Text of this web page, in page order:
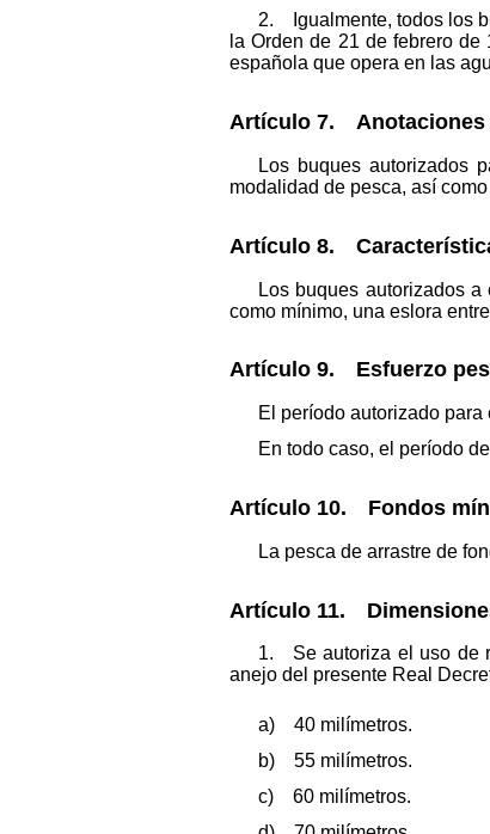
2. Igualmente, todos los
la Orden de 21 de febrero
española que opera en las
Artículo 7. Anotaciones
Los buques autorizados
modalidad de pesca, así
Artículo 8.
Los buques autorizados
como mínimo, una eslora
Artículo 9. Esfuerzo
El período autorizado
En todo caso, el período
Artículo 10. Fondos
La pesca de arrastre de
Artículo 11.
1. Se autoriza el uso de
anejo del presente Real
a) 40 milímetros.
b) 55 milímetros.
c) 60 milímetros.